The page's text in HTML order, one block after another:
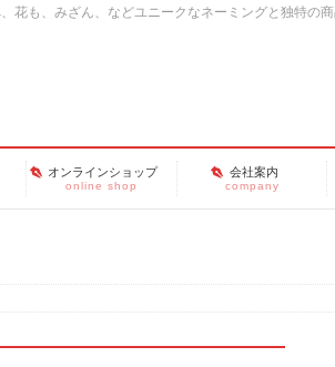
も、みざん、などユニークなネーミングと独特の
オンラインショップ
online shop
会社案内
company